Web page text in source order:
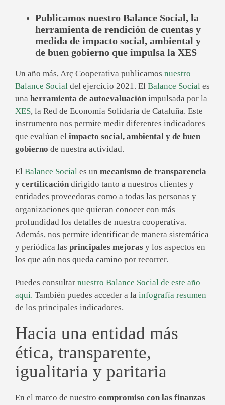
Publicamos nuestro Balance Social, la
herramienta de rendición de cuentas y
medida de impacto social, ambiental y
de buen gobierno que impulsa la XES
Un año más, Arç Cooperativa publicamos nuestro
Balance Social del ejercicio 2021. El Balance Social es
una herramienta de autoevaluación impulsada por la
XES, la Red de Economía Solidaria de Cataluña. Este
instrumento nos permite medir diferentes indicadores
que evalúan el impacto social, ambiental y de buen
gobierno de nuestra actividad.
El Balance Social es un mecanismo de transparencia
y certificación dirigido tanto a nuestros clientes y
entidades proveedoras como a todas las personas y
organizaciones que quieran conocer con más
profundidad los detalles de nuestra cooperativa.
Además, nos permite identificar de manera sistemática
y periódica las principales mejoras y los aspectos en
los que aún nos queda camino por recorrer.
Puedes consultar nuestro Balance Social de este año
aquí. También puedes acceder a la infografía resumen
de los principales indicadores.
Hacia una entidad más
ética, transparente,
igualitaria y paritaria
En el marco de nuestro compromiso con las finanzas